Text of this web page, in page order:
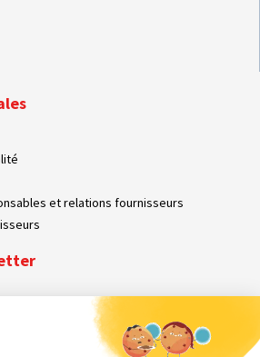
et relations fournisseurs